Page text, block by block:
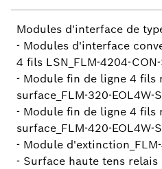
Modules d'interface de
- Modules d'interface
4 fils LSN_FLM-4204-
- Module fin de ligne 4 fils
surface_FLM-320-EOL4W-S
- Module fin de ligne 4 fils
surface_FLM-420-EOL4W-S
- Module
- Surface haute tens relais